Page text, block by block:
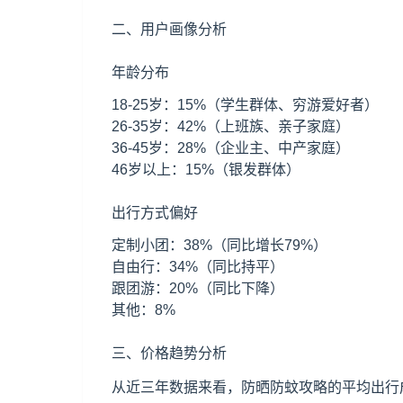
二、用户画像分析
年龄分布
18-25岁：15%（学生群体、穷游爱好者）
26-35岁：42%（上班族、亲子家庭）
36-45岁：28%（企业主、中产家庭）
46岁以上：15%（银发群体）
出行方式偏好
定制小团：38%（同比增长79%）
自由行：34%（同比持平）
跟团游：20%（同比下降）
其他：8%
三、价格趋势分析
从近三年数据来看，防晒防蚊攻略的平均出行